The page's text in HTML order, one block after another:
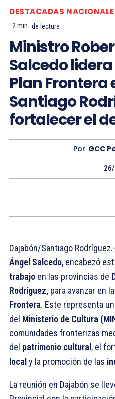
DESTACADAS
2min. de lectura
Ministro
Salcedo
Plan Frontera
Santiago
fortalecer el
Por GCC
Dajabón/Santiago
Ángel Salcedo, encabezó
trabajo en las provincias de
Rodríguez, para avanzar en
Frontera. Este representa
del Ministerio de Cultura
comunidades fronterizas
del patrimonio cultural, el
localy la promoción de las
La reunión en Dajabón se